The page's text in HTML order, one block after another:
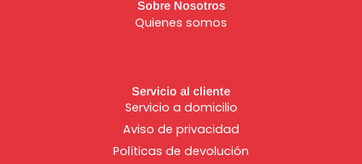
Sobre Nosotros
Quienes somos
Servicio al cliente
Servicio a domicilio
Aviso de privacidad
Políticas de devolución